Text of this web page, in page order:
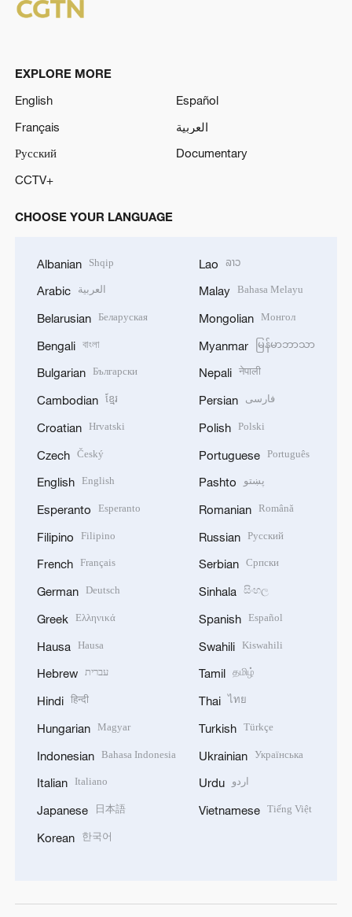
EXPLORE MORE
English
Español
Français
العربية
Русский
Documentary
CCTV+
CHOOSE YOUR LANGUAGE
Albanian Shqip
Arabic العربية
Belarusian Беларуская
Bengali বাংলা
Bulgarian Български
Cambodian ខ្មែរ
Croatian Hrvatski
Czech Český
English English
Esperanto Esperanto
Filipino Filipino
French Français
German Deutsch
Greek Ελληνικά
Hausa Hausa
Hebrew עברית
Hindi हिन्दी
Hungarian Magyar
Indonesian Bahasa Indonesia
Italian Italiano
Japanese 日本語
Korean 한국어
Lao ລາວ
Malay Bahasa Melayu
Mongolian Монгол
Myanmar မြန်မာဘာသာ
Nepali नेपाली
Persian فارسی
Polish Polski
Portuguese Português
Pashto پښتو
Romanian Română
Russian Русский
Serbian Српски
Sinhala සිංහල
Spanish Español
Swahili Kiswahili
Tamil தமிழ்
Thai ไทย
Turkish Türkçe
Ukrainian Українська
Urdu اردو
Vietnamese Tiếng Việt